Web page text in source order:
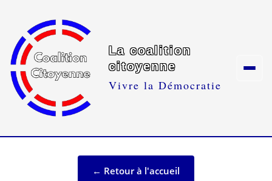
La coalition
citoyenne
Vivre la Démocratie
← Retour à l'accueil